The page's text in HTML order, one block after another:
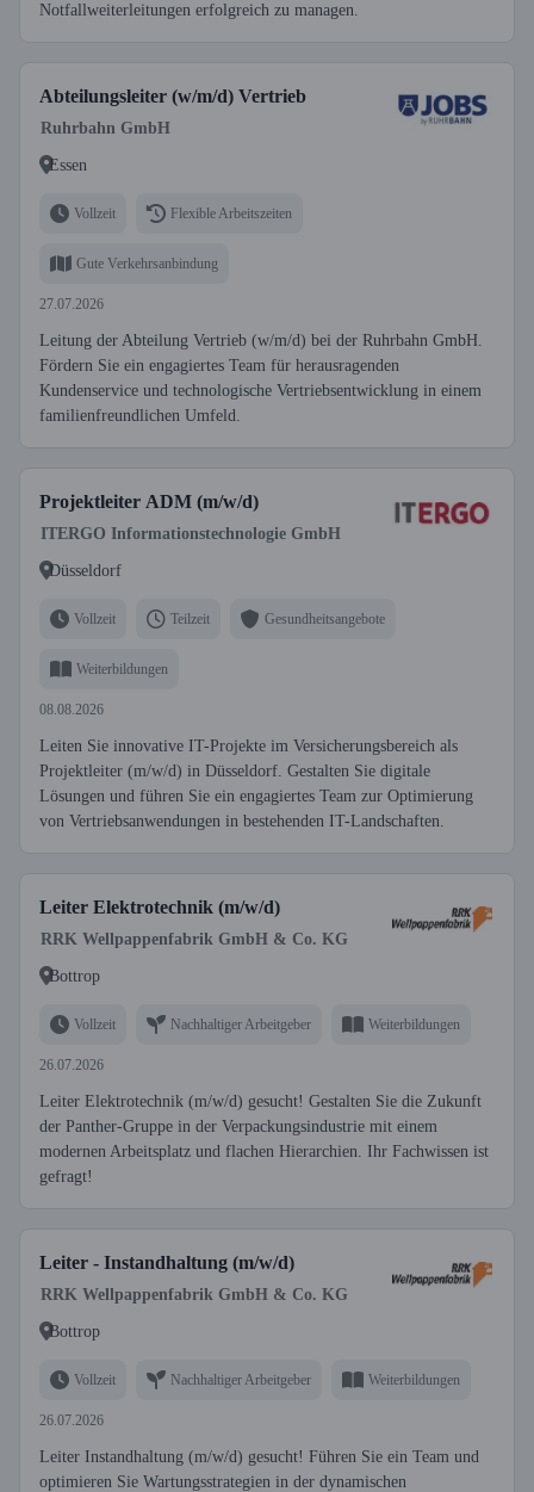
Notfallweiterleitungen erfolgreich zu managen.
Abteilungsleiter (w/m/d) Vertrieb
Ruhrbahn GmbH
Essen
Vollzeit Flexible Arbeitszeiten
Gute Verkehrsanbindung
27.07.2026
Leitung der Abteilung Vertrieb (w/m/d) bei der Ruhrbahn GmbH.
Fördern Sie ein engagiertes Team für herausragenden
Kundenservice und technologische Vertriebsentwicklung in einem
familienfreundlichen Umfeld.
Projektleiter ADM (m/w/d)
ITERGO Informationstechnologie GmbH
Düsseldorf
Vollzeit Teilzeit Gesundheitsangebote
Weiterbildungen
08.08.2026
Leiten Sie innovative IT-Projekte im Versicherungsbereich als
Projektleiter (m/w/d) in Düsseldorf. Gestalten Sie digitale
Lösungen und führen Sie ein engagiertes Team zur Optimierung
von Vertriebsanwendungen in bestehenden IT-Landschaften.
Leiter Elektrotechnik (m/w/d)
RRK Wellpappenfabrik GmbH & Co. KG
Bottrop
Vollzeit Nachhaltiger Arbeitgeber Weiterbildungen
26.07.2026
Leiter Elektrotechnik (m/w/d) gesucht! Gestalten Sie die Zukunft
der Panther-Gruppe in der Verpackungsindustrie mit einem
modernen Arbeitsplatz und flachen Hierarchien. Ihr Fachwissen ist
gefragt!
Leiter - Instandhaltung (m/w/d)
RRK Wellpappenfabrik GmbH & Co. KG
Bottrop
Vollzeit Nachhaltiger Arbeitgeber Weiterbildungen
26.07.2026
Leiter Instandhaltung (m/w/d) gesucht! Führen Sie ein Team und
optimieren Sie Wartungsstrategien in der dynamischen